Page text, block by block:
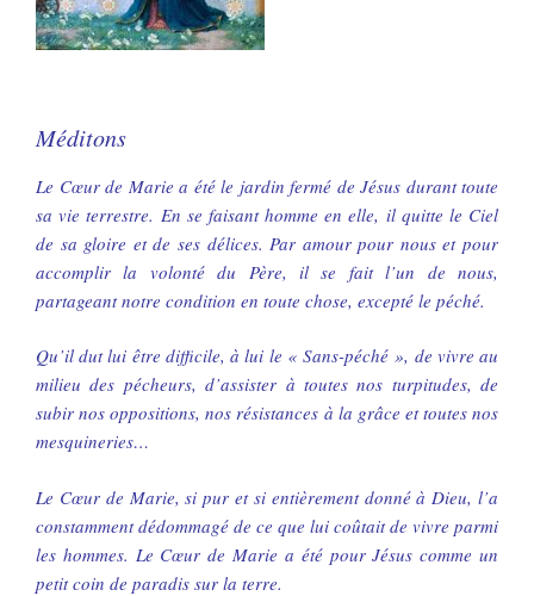
Méditons
Le Cœur de Marie a été le jardin fermé de Jésus durant toute
sa vie terrestre. En se faisant homme en elle, il quitte le Ciel
de sa gloire et de ses délices. Par amour pour nous et pour
accomplir la volonté du Père, il se fait l’un de nous,
partageant notre condition en toute chose, excepté le péché.
Qu’il dut lui être difficile, à lui le « Sans-péché », de vivre au
milieu des pécheurs, d’assister à toutes nos turpitudes, de
subir nos oppositions, nos résistances à la grâce et toutes nos
mesquineries…
Le Cœur de Marie, si pur et si entièrement donné à Dieu, l’a
constamment dédommagé de ce que lui coûtait de vivre parmi
les hommes. Le Cœur de Marie a été pour Jésus comme un
petit coin de paradis sur la terre.